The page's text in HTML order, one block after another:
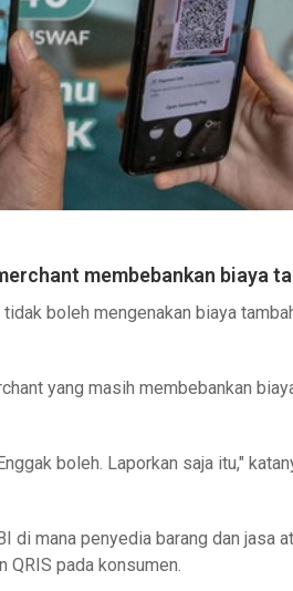
membebankan biaya
boleh mengenakan biaya
yang masih membebankan
boleh. Laporkan saja itu,"
di mana penyedia barang dan jasa
QRIS pada konsumen.